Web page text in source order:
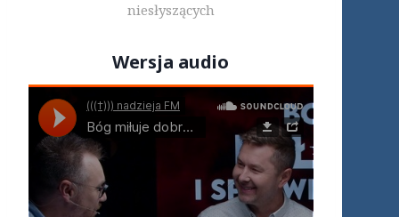
niesłyszących
Wersja audio